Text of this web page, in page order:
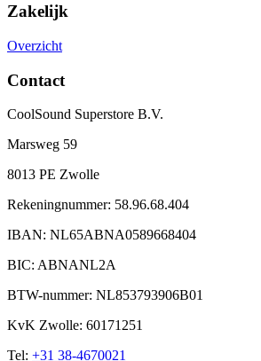
Zakelijk
Overzicht
Contact
CoolSound Superstore B.V.
Marsweg 59
8013 PE Zwolle
Rekeningnummer: 58.96.68.404
IBAN: NL65ABNA0589668404
BIC: ABNANL2A
BTW-nummer: NL853793906B01
KvK Zwolle: 60171251
Tel: +31 38-4670021